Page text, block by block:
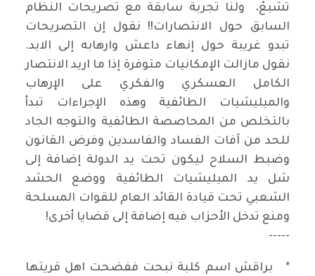
تشبعْ، ولنا تجربة سابقة مع تصريحات النظام
السابق حول الانتصارات!! نقول إن التصريحات
تبدو غريبة حول إنهاء داعش وارهابه إلى الابد.
نقول مازالت الإمكانيات متوفرة إذا ما اريد الانتصار
الكامل العسكري والفكري على الإرهاب
والميليشيات الطائفية وهذه الإجراءات تبدأ
بالتخلص من المحاصصة الطائفية والتوجه الجاد
للحد من آفات الفساد والفاسدين وفرض القانون
وضبط السلاح ليكون تحت يد الدولة إضافة إلى
شل يد الميليشيات الطائفية ووضع الحشد
الشعبي تحت قيادة القائد العام للقوات المسلحة
ومنع تدخل الأحزاب فيه إضافة إلى قضايا أخرى!
-----
* براقش اسم كلبة نبحت ففضحت اهل قريتها